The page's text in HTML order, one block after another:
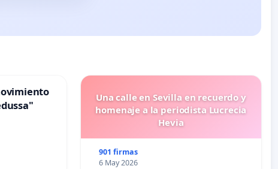
Una calle en Sevilla en recuerdo y
homenaje a la periodista Lucrecia
Hevia
901 firmas
6 May 2026